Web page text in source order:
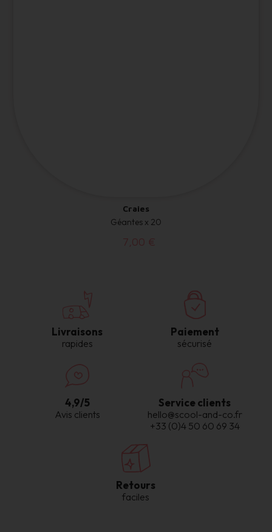
Craies
Géantes x 20
7,00 €
Livraisons
rapides
Paiement
sécurisé
4,9/5
Avis clients
Service clients
hello@scool-and-co.fr
+33 (0)4 50 60 69 34
Retours
faciles